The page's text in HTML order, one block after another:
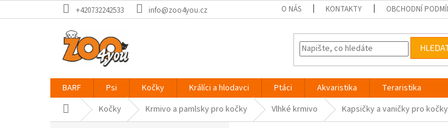
na
+420732242533 info@zoo4you.cz O NÁS KONTAKTY OBCHODNÍ
BARF Psi Kočky Králíci a hlodavci Ptáci Akvaristika
Teraristika
Domů Kočky Krmivo a pamlsky pro kočky Vlhké krmivo Kapsičky a vaničky pro kočky